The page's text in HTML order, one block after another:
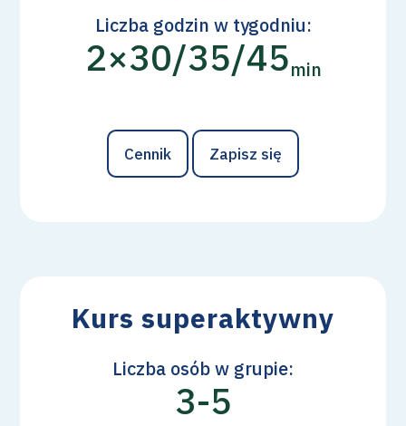
Liczba godzin w tygodniu:
2×30/35/45min
Cennik Zapisz się
Kurs superaktywny
Liczba osób w grupie:
3-5